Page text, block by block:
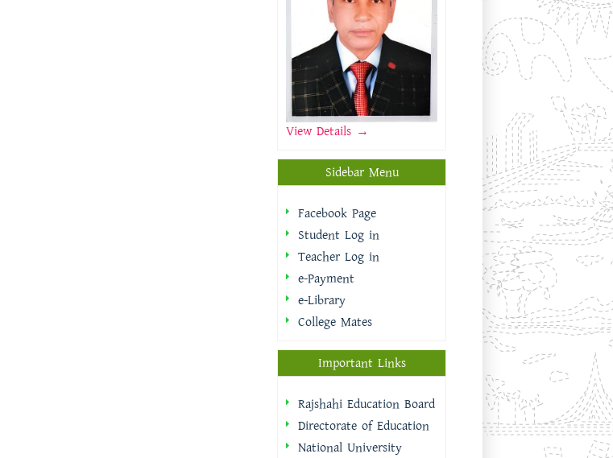
View Details →
Sidebar Menu
Facebook Page
Student Log in
Teacher Log in
e-Payment
e-Library
College Mates
Important Links
Rajshahi Education Board
Directorate of Education
National University